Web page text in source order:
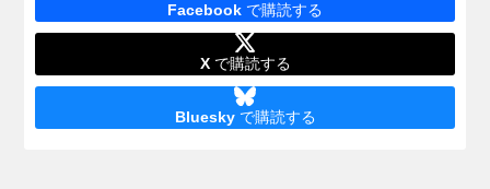
Facebook で購読する
Xで購読する
Blueskyで購読する